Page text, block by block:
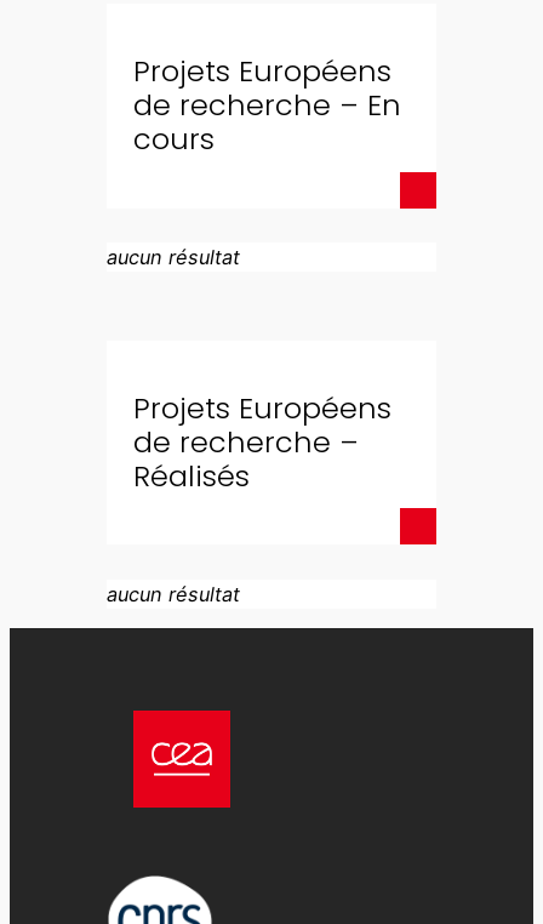
Projets Européens
de recherche – En
cours
aucun résultat
Projets Européens
de recherche –
Réalisés
aucun résultat